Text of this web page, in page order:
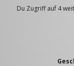
Du Zugriff auf 4